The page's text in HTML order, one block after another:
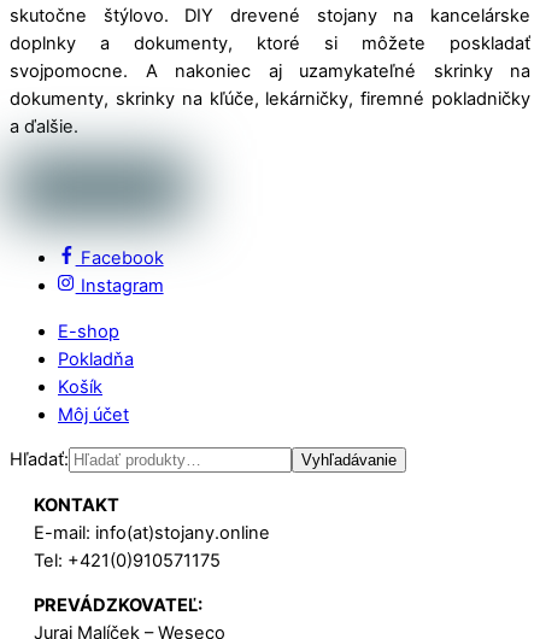
skutočne štýlovo. DIY drevené stojany na kancelárske
doplnky a dokumenty, ktoré si môžete poskladať
svojpomocne. A nakoniec aj uzamykateľné skrinky na
dokumenty, skrinky na kľúče, lekárničky, firemné pokladničky
a ďalšie.
Facebook
Instagram
E-shop
Pokladňa
Košík
Môj účet
Hľadať: Vyhľadávanie
KONTAKT
E-mail: info(at)stojany.online
Tel: +421(0)910571175
PREVÁDZKOVATEĽ:
Juraj Malíček – Weseco